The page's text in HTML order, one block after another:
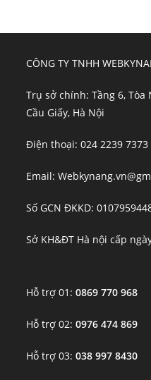
CÔNG TY TNHH
Trụ sở chính: Tầng 6, Tòa
Cầu Giấy, Hà Nội
Điện thoại: 024 2239 7373
Email:
Số GCN ĐKKD:
Sở KH&ĐT Hà nội cấp
Hỗ trợ 01:0869 770 968
Hỗ trợ 02:0976 474 869
Hỗ trợ 03:038 997 8430